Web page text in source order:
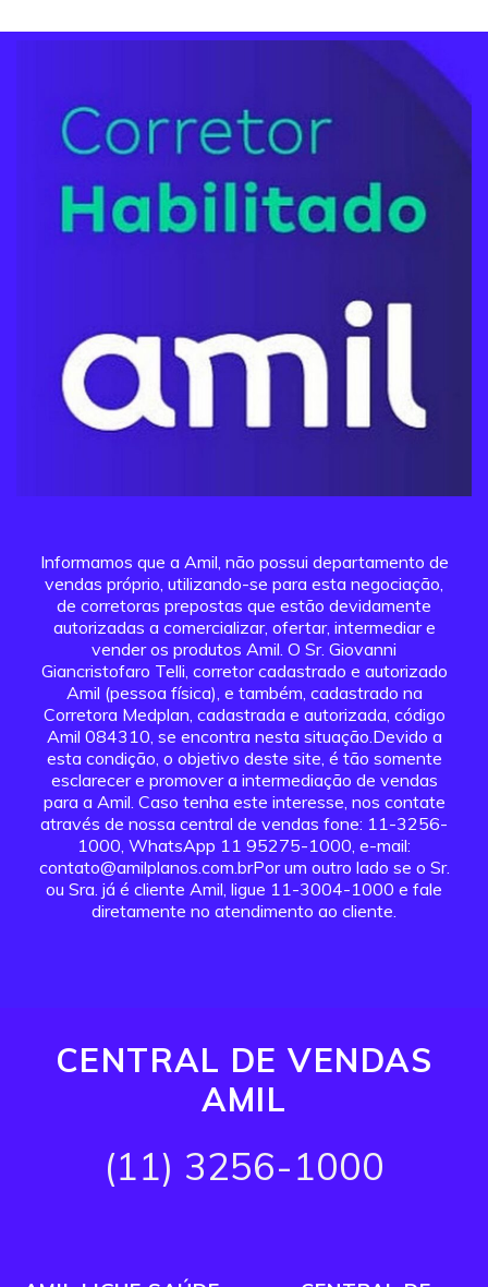
Informamos que a Amil, não possui departamento de
vendas próprio, utilizando-se para esta negociação,
de corretoras prepostas que estão devidamente
autorizadas a comercializar, ofertar, intermediar e
vender os produtos Amil. O Sr. Giovanni
Giancristofaro Telli, corretor cadastrado e autorizado
Amil (pessoa física), e também, cadastrado na
Corretora Medplan, cadastrada e autorizada, código
Amil 084310, se encontra nesta situação.Devido a
esta condição, o objetivo deste site, é tão somente
esclarecer e promover a intermediação de vendas
para a Amil. Caso tenha este interesse, nos contate
através de nossa central de vendas fone: 11-3256-
1000, WhatsApp 11 95275-1000, e-mail:
contato@amilplanos.com.brPor um outro lado se o Sr.
ou Sra. já é cliente Amil, ligue 11-3004-1000 e fale
diretamente no atendimento ao cliente.
CENTRAL DE VENDAS
AMIL
(11) 3256-1000